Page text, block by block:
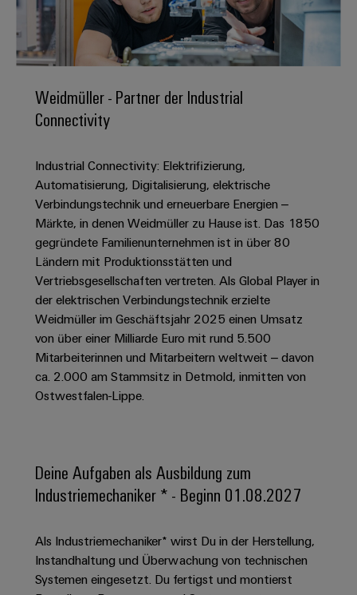
erlebbar
werden.
Datencenter
und
Produkte
für
effizient,
zuverlässig,
skalierbar
Energiespeicher
Lösungen
und
Produkte
Energiespeichersysteme
(ESS)
Energieübertragung
und
-
Sicherheit
für
moderne
Gebäudeinfrastruktur
Lösungen
die
Anschlusstechnologie
DC-
u-
OS
Computing
Industrial
5G
Single
Pair
Ethernet
Schaltschrank-
und
Feldebene
Smart
Cabinet
Smart
Metering
Leiterplattenklemmen
Gehäusesysteme
und
komponenten
und
-
komponenten
Anschlussleitungen,
Patchkabel
und
Kabel
SPS
Systemverkabelung
&
Migrationslösungen
Verteilerboxen
Koppelrelais
&
Fast
Delivery
Beratung
und
digitale
Planung
easyConnect
-
Ihre
Industrial
Service
Platform
Connectivity
Consulting
Weidmüller
Configurator
PCB
Connector
Services
Vertrieb
uns
Promotionfahrzeug
Distribution
für
unsere
Partner
Vertrieb
Großhandelssuche
News
Messen
Newsletter
Kundenservice
Preisliste
Kataloganforderung
Weidmüller
Zahlen
Fakten
Unser
Nachhaltigkeit
Weidmüller
Academy
People
&
Culture
Compliance
Weidmüller
Welt
|
Kundenmagazin
Management
Informationen
Stellen
für
Berufserfahrene
Für
Werkstudententätigkeiten
Praktika
Abschlussarbeiten
Neuanfang
für
Studienabbrecher
Offene
Stellen
für
Für
Schülerinnen
Schüler
Ausbildung
Weidmüller - Partner der Industrial
Connectivity
Industrial Connectivity: Elektrifizierung,
Automatisierung, Digitalisierung, elektrische
Verbindungstechnik und erneuerbare Energien –
Märkte, in denen Weidmüller zu Hause ist. Das 1850
gegründete Familienunternehmen ist in über 80
Ländern mit Produktionsstätten und
Vertriebsgesellschaften vertreten. Als Global Player in
der elektrischen Verbindungstechnik erzielte
Weidmüller im Geschäftsjahr 2025 einen Umsatz
von über einer Milliarde Euro mit rund 5.500
Mitarbeiterinnen und Mitarbeitern weltweit – davon
ca. 2.000 am Stammsitz in Detmold, inmitten von
Ostwestfalen-Lippe.
Deine Aufgaben als Ausbildung zum
Industriemechaniker * - Beginn 01.08.2027
Als Industriemechaniker* wirst Du in der Herstellung,
Instandhaltung und Überwachung von technischen
Systemen eingesetzt. Du fertigst und montierst